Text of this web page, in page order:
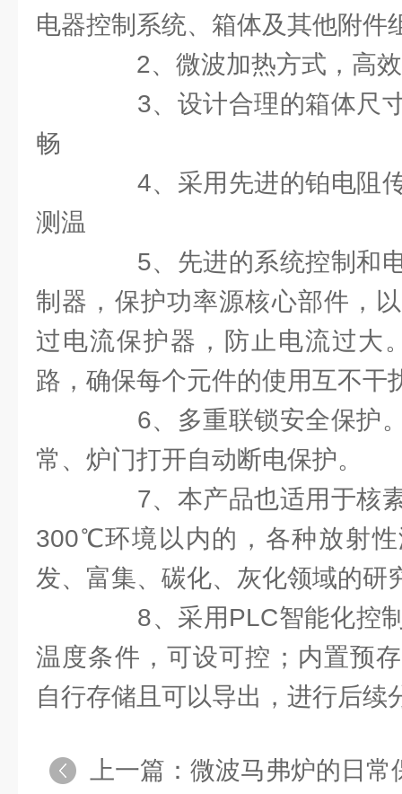
电器控制系统、箱体及其他附件
2、微波加热方式，高效
3、设计合理的箱体尺寸
畅
4、采用先进的铂电阻传
测温
5、先进的系统控制和电
制器，保护功率源核心部件，
过电流保护器，防止电流过大
路，确保每个元件的使用互不干
6、多重联锁安全保护。
常、炉门打开自动断电保护。
7、本产品也适用于核素
300℃环境以内的，各种放射
发、富集、碳化、灰化领域的研
8、采用PLC智能化控制
温度条件，可设可控；内置预
自行存储且可以导出，进行后续
上一篇： 微波马弗炉的日常